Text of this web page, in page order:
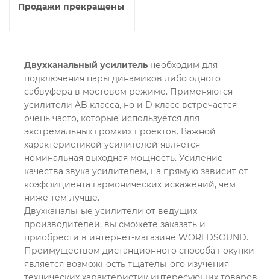
Продажи прекращены
Двухканальный усилитель необходим для
подключения пары динамиков либо одного
сабвуфера в мостовом режиме. Применяются
усилители AB класса, но и D класс встречается
очень часто, которые используется для
экстремальных громких проектов. Важной
характеристикой усилителей является
номинальная выходная мощность. Усиление
качества звука усилителем, на прямую зависит от
коэффициента гармонических искажений, чем
ниже тем лучше.
Двухканальные усилители от ведущих
производителей, вы сможете заказать и
приобрести в интернет-магазине WORLDSOUND.
Преимуществом дистанционного способа покупки
является возможность тщательного изучения